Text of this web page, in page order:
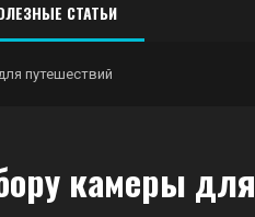
СТАТЬИ
путешествий
камеры для